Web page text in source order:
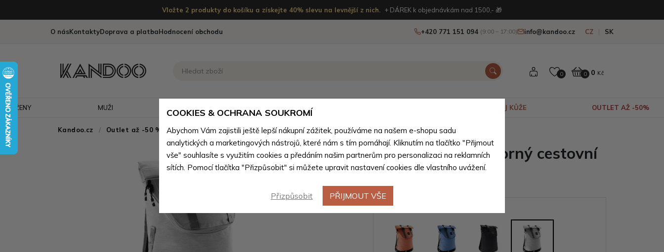
Vložte 2 produkty do košíku a získejte 40% slevu na levnější z nich. + DÁREK k objednávkám nad 1500,- 🎁
O násKontaktyDoprava a platbaHodnocení obchodu +420 771 151 094 (9:00 – 17:00) info@kandoo.cz CZ SK
0 0 0 Kč
ŽENY MUŽI VÝPRODEJ KŮŽE OUTLET AŽ -50%
Kandoo.cz Outlet až -50 % - doprodej nekoženého zboží
Světle šedý prostorný cestovní
batoh Raydon
Barevné varianty
COOKIES & OCHRANA SOUKROMÍ
Abychom Vám zajistili ještě lepší nákupní zážitek, používáme na našem e-shopu sadu
analytických a marketingových nástrojů, které nám s tím pomáhají. Kliknutím na tlačítko "Přijmout
vše" souhlasíte s využitím cookies a předáním našim partnerům pro personalizaci na reklamních
sítích. Pomocí tlačítka "Přizpůsobit" si můžete upravit nastavení cookies dle vlastního uvážení.
Přizpůsobit PŘIJMOUT VŠE